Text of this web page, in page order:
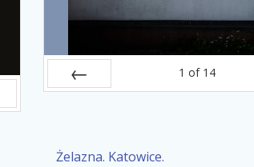
1 of 14
Żelazna. Katowice.